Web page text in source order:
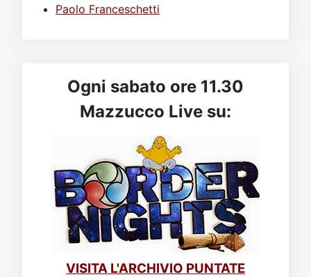
Paolo Franceschetti
Ogni sabato ore 11.30
Mazzucco Live su:
VISITA L'ARCHIVIO PUNTATE